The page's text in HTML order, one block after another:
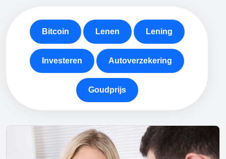
Bitcoin Lenen Lening
Investeren Autoverzekering
Goudprijs